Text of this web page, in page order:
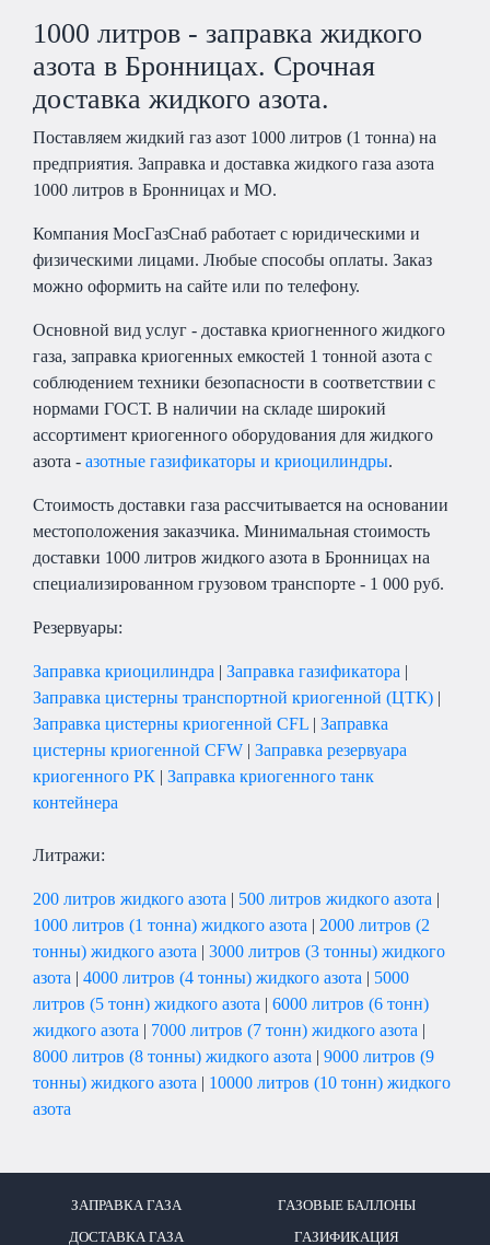
1000 литров - заправка жидкого
азота в Бронницах. Срочная
доставка жидкого азота.
Поставляем жидкий газ азот 1000 литров (1 тонна) на
предприятия. Заправка и доставка жидкого газа азота
1000 литров в Бронницах и МО.
Компания МосГазСнаб работает с юридическими и
физическими лицами. Любые способы оплаты. Заказ
можно оформить на сайте или по телефону.
Основной вид услуг - доставка криогненного жидкого
газа, заправка криогенных емкостей 1 тонной азота с
соблюдением техники безопасности в соответствии с
нормами ГОСТ. В наличии на складе широкий
ассортимент криогенного оборудования для жидкого
азота - азотные газификаторы и криоцилиндры.
Стоимость доставки газа рассчитывается на основании
местоположения заказчика. Минимальная стоимость
доставки 1000 литров жидкого азота в Бронницах на
специализированном грузовом транспорте - 1 000 руб.
Резервуары:
Заправка криоцилиндра | Заправка газификатора |
Заправка цистерны транспортной криогенной (ЦТК) |
Заправка цистерны криогенной CFL | Заправка
цистерны криогенной CFW | Заправка резервуара
криогенного РК | Заправка криогенного танк
контейнера
Литражи:
200 литров жидкого азота | 500 литров жидкого азота |
1000 литров (1 тонна) жидкого азота | 2000 литров (2
тонны) жидкого азота | 3000 литров (3 тонны) жидкого
азота | 4000 литров (4 тонны) жидкого азота | 5000
литров (5 тонн) жидкого азота | 6000 литров (6 тонн)
жидкого азота | 7000 литров (7 тонн) жидкого азота |
8000 литров (8 тонны) жидкого азота | 9000 литров (9
тонны) жидкого азота | 10000 литров (10 тонн) жидкого
азота
ЗАПРАВКА ГАЗА ГАЗОВЫЕ БАЛЛОНЫ
ДОСТАВКА ГАЗА ГАЗИФИКАЦИЯ